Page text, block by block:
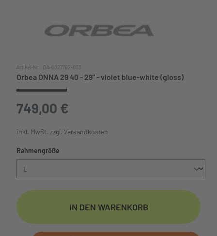
Artikel-Nr.: BA-0027762-003
Orbea ONNA 29 40 - 29" - violet blue-white (gloss)
749,00 €
inkl. MwSt. zzgl. Versandkosten
Rahmengröße
IN DEN WARENKORB